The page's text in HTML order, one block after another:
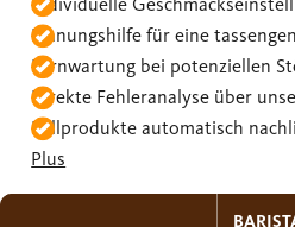
Planungshilfe für eine
Fernwartung bei potenziellen
Direkte Fehleranalyse über
Füllprodukte automatisch
Plus